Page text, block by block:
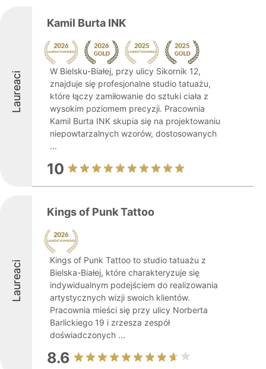
Laureaci
Kamil Burta INK
W Bielsku-Białej, przy ulicy Sikornik 12,
znajduje się profesjonalne studio tatuażu,
które łączy zamiłowanie do sztuki ciała z
wysokim poziomem precyzji. Pracownia
Kamil Burta INK skupia się na projektowaniu
niepowtarzalnych wzorów, dostosowanych
...
10
Laureaci
Kings of Punk Tattoo
Kings of Punk Tattoo to studio tatuażu z
Bielska-Białej, które charakteryzuje się
indywidualnym podejściem do realizowania
artystycznych wizji swoich klientów.
Pracownia mieści się przy ulicy Norberta
Barlickiego 19 i zrzesza zespół
doświadczonych ...
8.6